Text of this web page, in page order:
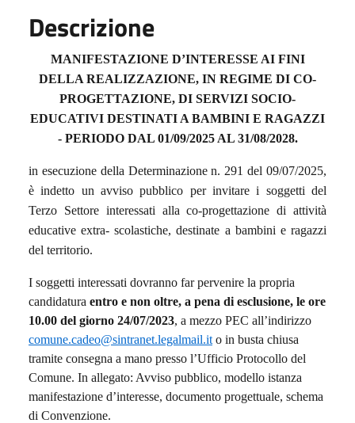
Descrizione
MANIFESTAZIONE D’INTERESSE AI FINI
DELLA REALIZZAZIONE, IN REGIME DI CO-
PROGETTAZIONE, DI SERVIZI SOCIO-
EDUCATIVI DESTINATI A BAMBINI E RAGAZZI
- PERIODO DAL 01/09/2025 AL 31/08/2028.
in esecuzione della Determinazione n. 291 del 09/07/2025,
è indetto un avviso pubblico per invitare i soggetti del
Terzo Settore interessati alla co-progettazionedi attività
educativeextra- scolastiche, destinate a bambini e ragazzi
del territorio.
I soggetti interessati dovranno far pervenire la propria
candidatura entro e non oltre, a pena di esclusione, le ore
10.00 del giorno 24/07/2023, a mezzo PEC all’indirizzo
comune.cadeo@sintranet.legalmail.it o in busta chiusa
tramite consegna a mano presso l’Ufficio Protocollo del
Comune. In allegato: Avviso pubblico, modello istanza
manifestazione d’interesse, documento progettuale, schema
di Convenzione.